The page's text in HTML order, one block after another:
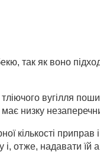
так як воно
вугілля
низку
кількості
отже, надавати їй